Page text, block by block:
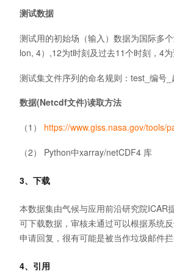
测试数据
测试用的初始场（输入）数据为国际多
lon, 4）,12为t时刻及过去11个时刻，4
测试集文件序列的命名规则：test_编号
数据(Netcdf文件)读取方法
（1） https://www.giss.nasa.gov/tools/
（2） Python中xarray/netCDF4 库
3、下载
本数据集由气候与应用前沿研究院ICAR
可下载数据，审核未通过可以根据系统
申请回复，很有可能是被当作垃圾邮件
4、引用